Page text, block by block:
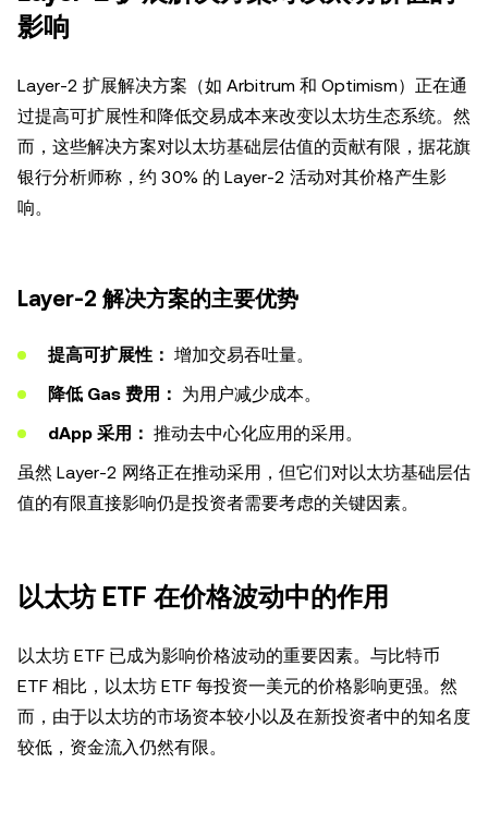
影响
Layer-2 扩展解决方案（如 Arbitrum 和 Optimism）正在通
过提高可扩展性和降低交易成本来改变以太坊生态系统。然
而，这些解决方案对以太坊基础层估值的贡献有限，据花旗
银行分析师称，约 30% 的 Layer-2 活动对其价格产生影
响。
Layer-2 解决方案的主要优势
提高可扩展性： 增加交易吞吐量。
降低 Gas 费用： 为用户减少成本。
dApp 采用： 推动去中心化应用的采用。
虽然 Layer-2 网络正在推动采用，但它们对以太坊基础层估
值的有限直接影响仍是投资者需要考虑的关键因素。
以太坊 ETF 在价格波动中的作用
以太坊 ETF 已成为影响价格波动的重要因素。与比特币
ETF 相比，以太坊 ETF 每投资一美元的价格影响更强。然
而，由于以太坊的市场资本较小以及在新投资者中的知名度
较低，资金流入仍然有限。